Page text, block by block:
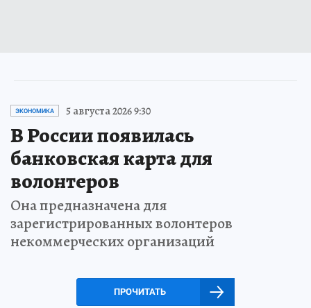
ЭКОНОМИКА 5 августа 2026 9:30
В России появилась
банковская карта для
волонтеров
Она предназначена для
зарегистрированных волонтеров
некоммерческих организаций
ПРОЧИТАТЬ